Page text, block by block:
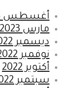
أغسطس 2023
مارس 2023
ديسمبر 2022
نوفمبر 2022
أكتوبر 2022
سبتمبر 2022